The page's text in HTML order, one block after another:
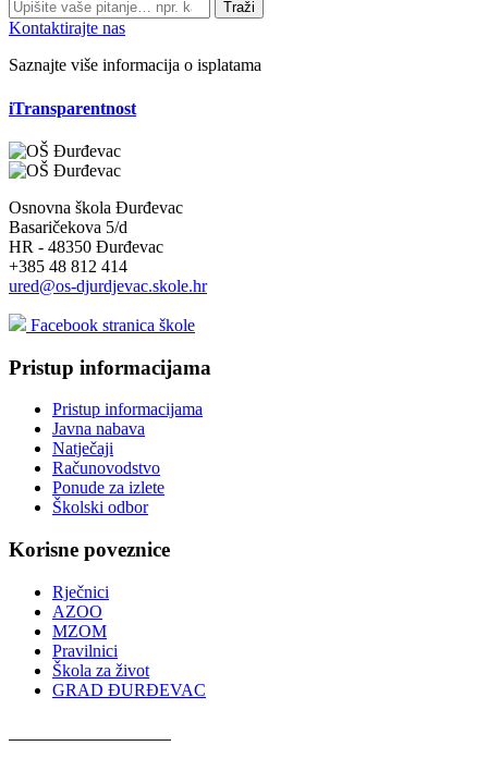
Traži
Kontaktirajte nas
Saznajte više informacija o isplatama
iTransparentnost
Osnovna škola Đurđevac
Basaričekova 5/d
HR - 48350 Đurđevac
+385 48 812 414
ured@os-djurdjevac.skole.hr
Facebook stranica škole
Pristup informacijama
Pristup informacijama
Javna nabava
Natječaji
Računovodstvo
Ponude za izlete
Školski odbor
Korisne poveznice
Rječnici
AZOO
MZOM
Pravilnici
Škola za život
GRAD ĐURĐEVAC